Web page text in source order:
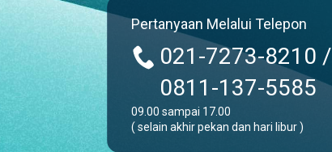
Pertanyaan Melalui Telepon
021-7273-8210 /
0811-137-5585
09.00 sampai 17.00
( selain akhir pekan dan hari libur )